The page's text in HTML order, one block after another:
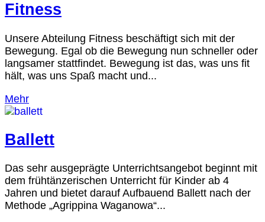
Fitness
Unsere Abteilung Fitness beschäftigt sich mit der
Bewegung. Egal ob die Bewegung nun schneller oder
langsamer stattfindet. Bewegung ist das, was uns fit
hält, was uns Spaß macht und...
Mehr
Ballett
Das sehr ausgeprägte Unterrichtsangebot beginnt mit
dem frühtänzerischen Unterricht für Kinder ab 4
Jahren und bietet darauf Aufbauend Ballett nach der
Methode „Agrippina Waganowa“...